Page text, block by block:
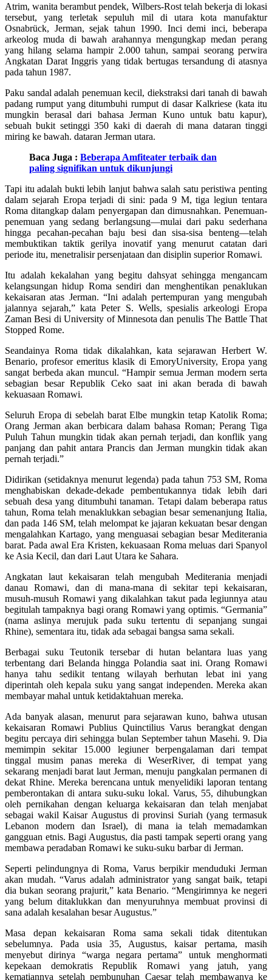
Atrim, wanita berambut pendek, Wilbers-Rost telah bekerja di lokasi
tersebut, yang terletak sepuluh mil di utara kota manufaktur
Osnabrück, Jerman, sejak tahun 1990. Inci demi inci, beberapa
arkeolog muda di bawah arahannya mengungkap medan perang
yang hilang selama hampir 2.000 tahun, sampai seorang perwira
Angkatan Darat Inggris yang tidak bertugas tersandung di atasnya
pada tahun 1987.
Paku sandal adalah penemuan kecil, diekstraksi dari tanah di bawah
padang rumput yang ditumbuhi rumput di dasar Kalkriese (kata itu
mungkin berasal dari bahasa Jerman Kuno untuk batu kapur),
sebuah bukit setinggi 350 kaki di daerah di mana dataran tinggi
miring ke bawah. dataran Jerman utara.
Baca Juga : Beberapa Amfiteater terbaik dan
paling signifikan untuk dikunjungi
Tapi itu adalah bukti lebih lanjut bahwa salah satu peristiwa penting
dalam sejarah Eropa terjadi di sini: pada 9 M, tiga legiun tentara
Roma ditangkap dalam penyergapan dan dimusnahkan. Penemuan-
penemuan yang sedang berlangsung—mulai dari paku sederhana
hingga pecahan-pecahan baju besi dan sisa-sisa benteng—telah
membuktikan taktik gerilya inovatif yang menurut catatan dari
periode itu, menetralisir persenjataan dan disiplin superior Romawi.
Itu adalah kekalahan yang begitu dahsyat sehingga mengancam
kelangsungan hidup Roma sendiri dan menghentikan penaklukan
kekaisaran atas Jerman. “Ini adalah pertempuran yang mengubah
jalannya sejarah,” kata Peter S. Wells, spesialis arkeologi Eropa
Zaman Besi di University of Minnesota dan penulis The Battle That
Stopped Rome.
Seandainya Roma tidak dikalahkan, kata sejarawan Herbert W.
Benario, profesor emeritus klasik di EmoryUniversity, Eropa yang
sangat berbeda akan muncul. “Hampir semua Jerman modern serta
sebagian besar Republik Ceko saat ini akan berada di bawah
kekuasaan Romawi.
Seluruh Eropa di sebelah barat Elbe mungkin tetap Katolik Roma;
Orang Jerman akan berbicara dalam bahasa Roman; Perang Tiga
Puluh Tahun mungkin tidak akan pernah terjadi, dan konflik yang
panjang dan pahit antara Prancis dan Jerman mungkin tidak akan
pernah terjadi.”
Didirikan (setidaknya menurut legenda) pada tahun 753 SM, Roma
menghabiskan dekade-dekade pembentukannya tidak lebih dari
sebuah desa yang ditumbuhi tanaman. Tetapi dalam beberapa ratus
tahun, Roma telah menaklukkan sebagian besar semenanjung Italia,
dan pada 146 SM, telah melompat ke jajaran kekuatan besar dengan
mengalahkan Kartago, yang menguasai sebagian besar Mediterania
barat. Pada awal Era Kristen, kekuasaan Roma meluas dari Spanyol
ke Asia Kecil, dan dari Laut Utara ke Sahara.
Angkatan laut kekaisaran telah mengubah Mediterania menjadi
danau Romawi, dan di mana-mana di sekitar tepi kekaisaran,
musuh-musuh Romawi yang dikalahkan takut pada legiunnya atau
begitulah tampaknya bagi orang Romawi yang optimis. “Germania”
(nama aslinya merujuk pada suku tertentu di sepanjang sungai
Rhine), sementara itu, tidak ada sebagai bangsa sama sekali.
Berbagai suku Teutonik tersebar di hutan belantara luas yang
terbentang dari Belanda hingga Polandia saat ini. Orang Romawi
hanya tahu sedikit tentang wilayah berhutan lebat ini yang
diperintah oleh kepala suku yang sangat independen. Mereka akan
membayar mahal untuk ketidaktahuan mereka.
Ada banyak alasan, menurut para sejarawan kuno, bahwa utusan
kekaisaran Romawi Publius Quinctilius Varus berangkat dengan
begitu percaya diri sehingga bulan September tahun Masehi. 9. Dia
memimpin sekitar 15.000 legiuner berpengalaman dari tempat
tinggal musim panas mereka di WeserRiver, di tempat yang
sekarang menjadi barat laut Jerman, menuju pangkalan permanen di
dekat Rhine. Mereka berencana untuk menyelidiki laporan tentang
pemberontakan di antara suku-suku lokal. Varus, 55, dihubungkan
oleh pernikahan dengan keluarga kekaisaran dan telah menjabat
sebagai wakil Kaisar Augustus di provinsi Suriah (yang termasuk
Lebanon modern dan Israel), di mana ia telah memadamkan
gangguan etnis. Bagi Augustus, dia pasti tampak seperti orang yang
membawa peradaban Romawi ke suku-suku barbar di Jerman.
Seperti pelindungnya di Roma, Varus berpikir menduduki Jerman
akan mudah. “Varus adalah administrator yang sangat baik, tetapi
dia bukan seorang prajurit,” kata Benario. “Mengirimnya ke negeri
yang belum ditaklukkan dan menyuruhnya membuat provinsi di
sana adalah kesalahan besar Augustus.”
Masa depan kekaisaran Roma sama sekali tidak ditentukan
sebelumnya. Pada usia 35, Augustus, kaisar pertama, masih
menyebut dirinya “warga negara pertama” untuk menghormati
kepekaan demokratis Republik Romawi yang jatuh, yang
kematiannya setelah pembunuhan Caesar ​​telah membawanya ke